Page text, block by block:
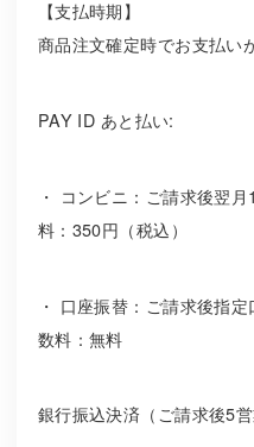
【支払時期】
商品注文確定時でお支払い
PAY ID あと払い:
・ コンビニ：ご請求後翌
料：350円（税込）
・ 口座振替：ご請求後指
数料：無料
銀行振込決済（ご請求後5